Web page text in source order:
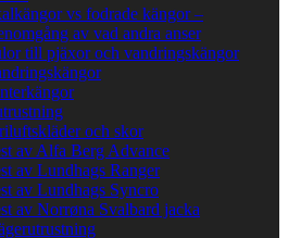
vs fodrade kängor –
av vad andra anser
till pjäxor och vandringskängor
och skor
av Alfa Berg Advance
av Lundhags Ranger
av Lundhags Syncro
av Norrøna Svalbard jacka